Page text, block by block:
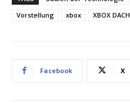
Vorstellung
xbox XBOX DACH
Facebook X